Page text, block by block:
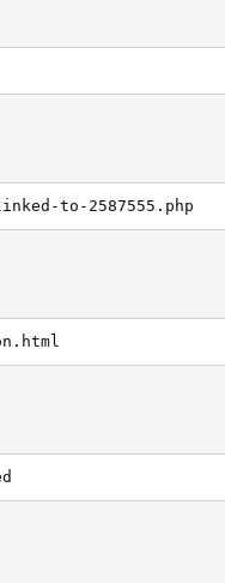
to-2587555.php